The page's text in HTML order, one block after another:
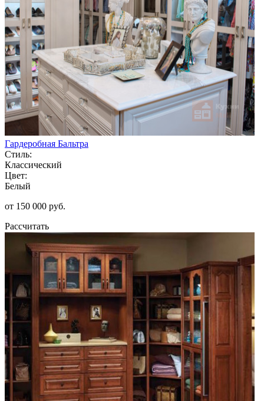
Гардеробная Бальтра
Стиль:
Классический
Цвет:
Белый
от 150 000 руб.
Рассчитать